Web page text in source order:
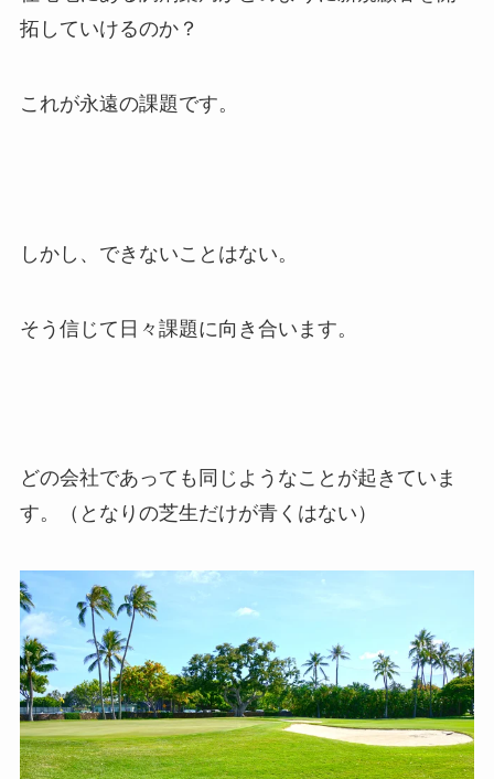
拓していけるのか？
これが永遠の課題です。
しかし、できないことはない。
そう信じて日々課題に向き合います。
どの会社であっても同じようなことが起きていま
す。（となりの芝生だけが青くはない）